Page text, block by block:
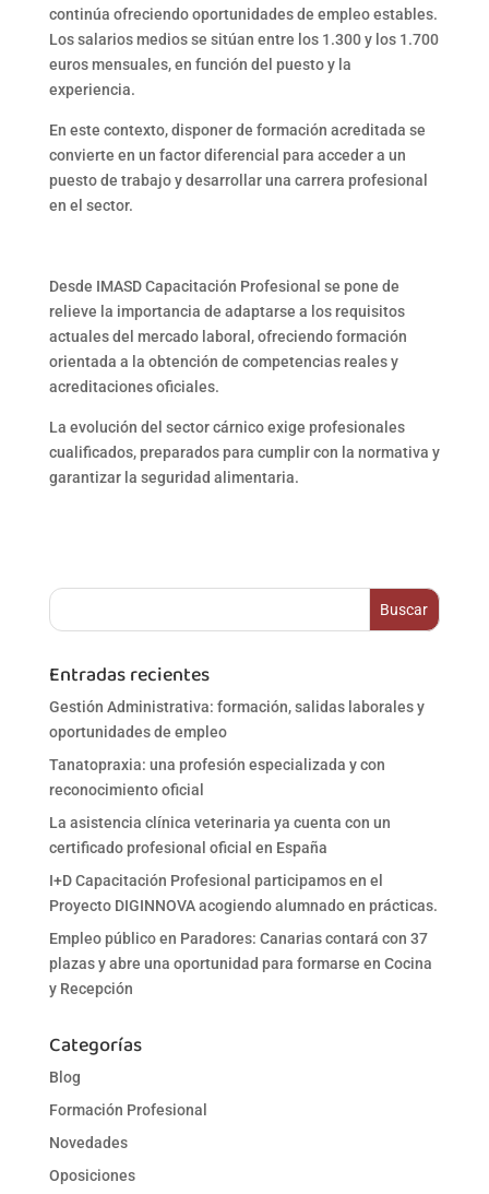
continúa ofreciendo oportunidades de empleo estables.
Los salarios medios se sitúan entre los 1.300 y los 1.700
euros mensuales, en función del puesto y la
experiencia.
En este contexto, disponer de formación acreditada se
convierte en un factor diferencial para acceder a un
puesto de trabajo y desarrollar una carrera profesional
en el sector.
Desde IMASD Capacitación Profesional se pone de
relieve la importancia de adaptarse a los requisitos
actuales del mercado laboral, ofreciendo formación
orientada a la obtención de competencias reales y
acreditaciones oficiales.
La evolución del sector cárnico exige profesionales
cualificados, preparados para cumplir con la normativa y
garantizar la seguridad alimentaria.
Entradas recientes
Gestión Administrativa: formación, salidas laborales y
oportunidades de empleo
Tanatopraxia: una profesión especializada y con
reconocimiento oficial
La asistencia clínica veterinaria ya cuenta con un
certificado profesional oficial en España
I+D Capacitación Profesional participamos en el
Proyecto DIGINNOVA acogiendo alumnado en prácticas.
Empleo público en Paradores: Canarias contará con 37
plazas y abre una oportunidad para formarse en Cocina
y Recepción
Categorías
Blog
Formación Profesional
Novedades
Oposiciones